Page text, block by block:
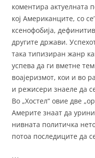
коментира актуелната
кој Американците, со
ксенофобија,
другите држави.
така типизиран жанр
успева да ги вметне
воајеризмот, кои и во
и режисери знаеле да
Во „Хостел“ овие две
Америте знаат да
нивната политичка
потоа последиците да